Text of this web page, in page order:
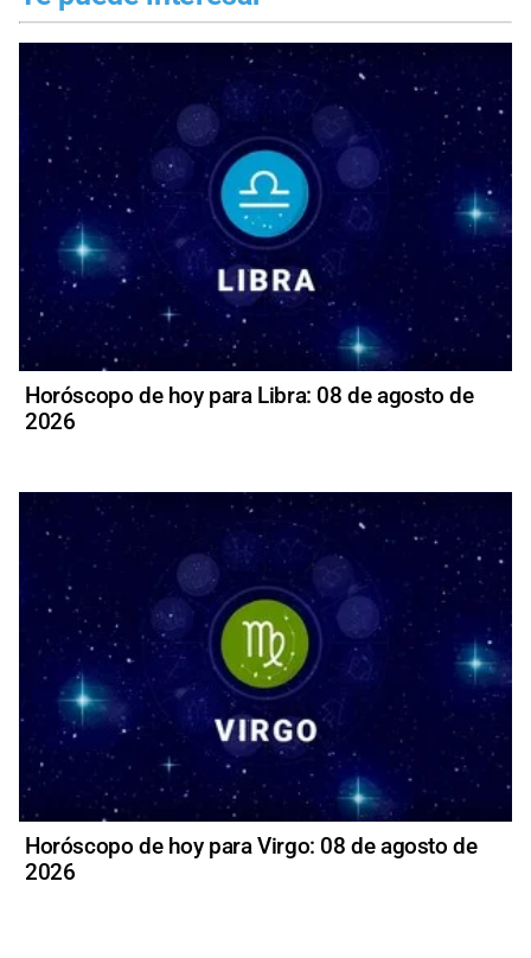
Horóscopo de hoy para Libra: 08 de agosto de
2026
Horóscopo de hoy para Virgo: 08 de agosto de
2026